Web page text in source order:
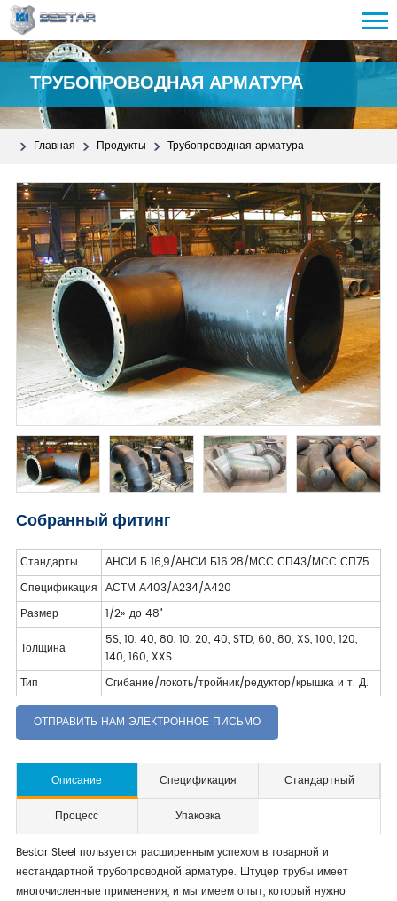
ТРУБОПРОВОДНАЯ АРМАТУРА
Главная Продукты Трубопроводная арматура
Собранный фитинг
Стандарты
АНСИ Б 16,9/АНСИ Б16.28/МСС СП43/МСС СП75
Спецификация АСТМ А403/А234/А420
Размер
1/2» до 48"
Толщина
5S, 10, 40, 80, 10, 20, 40, STD, 60, 80, XS, 100, 120,
140, 160, XXS
Тип
Сгибание/локоть/тройник/редуктор/крышка и т. Д.
ОТПРАВИТЬ НАМ ЭЛЕКТРОННОЕ ПИСЬМО
Описание Спецификация Стандартный
Процесс Упаковка
Bestar Steel пользуется расширенным успехом в товарной и
нестандартной трубопроводной арматуре. Штуцер трубы имеет
многочисленные применения, и мы имеем опыт, который нужно